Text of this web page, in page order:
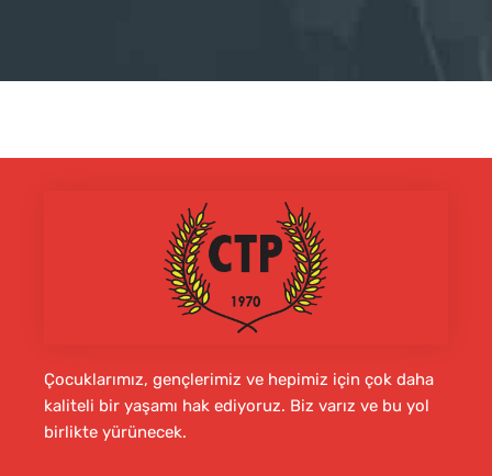
Çocuklarımız, gençlerimiz ve hepimiz için çok daha
kaliteli bir yaşamı hak ediyoruz. Biz varız ve bu yol
birlikte yürünecek.